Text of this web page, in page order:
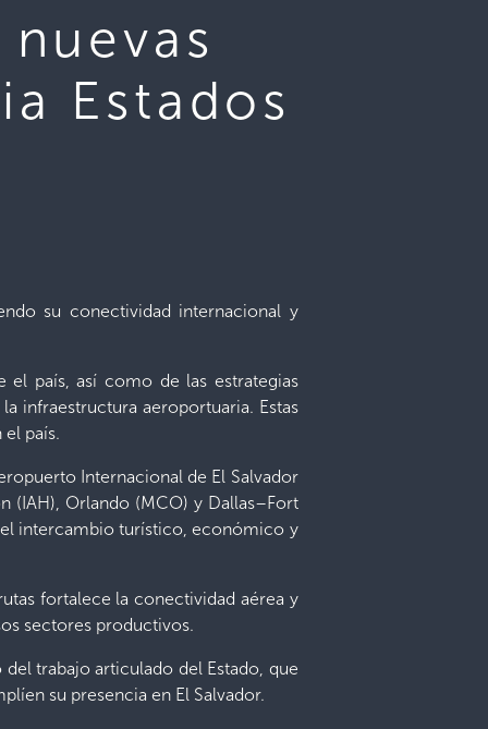
Estados
su conectividad internacional y
el país, así como de las estrategias
infraestructura aeroportuaria. Estas
país.
Internacional de El Salvador
(IAH), Orlando (MCO) y Dallas–Fort
el intercambio turístico, económico y
fortalece la conectividad aérea y
sectores productivos.
trabajo articulado del Estado, que
su presencia en El Salvador.